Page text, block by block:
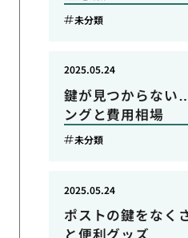
未分類
鍵が見つからない
ングと費用相場
2025.05.24
未分類
ポストの鍵をなく
2025.05.24